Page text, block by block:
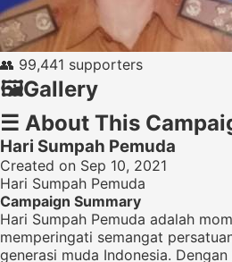
👥 99,441 supporters
🖼️Gallery
☰ About This
Hari Sumpah Pemuda
Created on Sep 10, 2021
Hari Sumpah Pemuda
Campaign Summary
Hari Sumpah Pemuda adalah
memperingati semangat
generasi muda Indonesia.